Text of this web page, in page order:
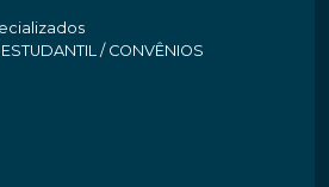
/ CONVÊNIOS